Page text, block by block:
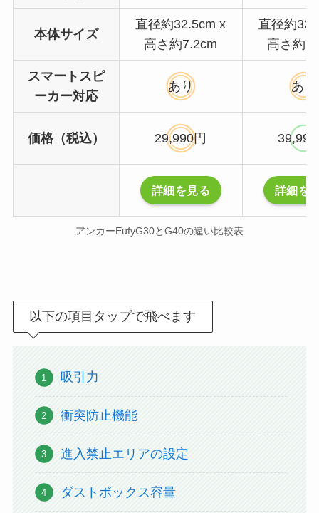
本体サイズ
直径約32.5cm x
高さ約7.2cm
直径約
高さ約
スマートスピ
ーカー対応
あり あり
価格（税込） 29,990円
詳細を見る 詳細を
アンカーEufyG30とG40の違い比較表
以下の項目タップで飛べます
吸引力
衝突防止機能
進入禁止エリアの設定
ダストボックス容量